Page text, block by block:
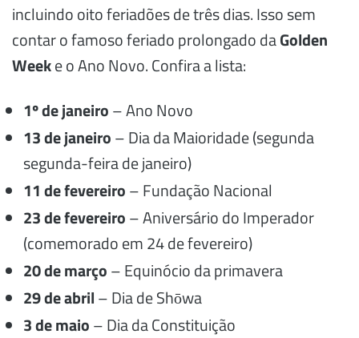
incluindo oito feriadões de três dias. Isso sem
contar o famoso feriado prolongado daGolden
Weeke o Ano Novo. Confira a lista:
1º de janeiro– Ano Novo
13 de janeiro– Dia da Maioridade (segunda
segunda-feira de janeiro)
11 de fevereiro– Fundação Nacional
23 de fevereiro– Aniversário do Imperador
(comemorado em 24 de fevereiro)
20 de março– Equinócio da primavera
29 de abril– Dia de Shōwa
3 de maio– Dia da Constituição